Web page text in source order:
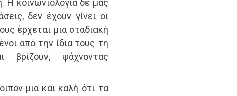
Η κοινωνιολογία δε μας
δεν έχουν γίνει οι
έρχεται μια σταδιακή
από την ίδια τους τη
βρίζουν, ψάχνοντας
μια και καλή ότι τα